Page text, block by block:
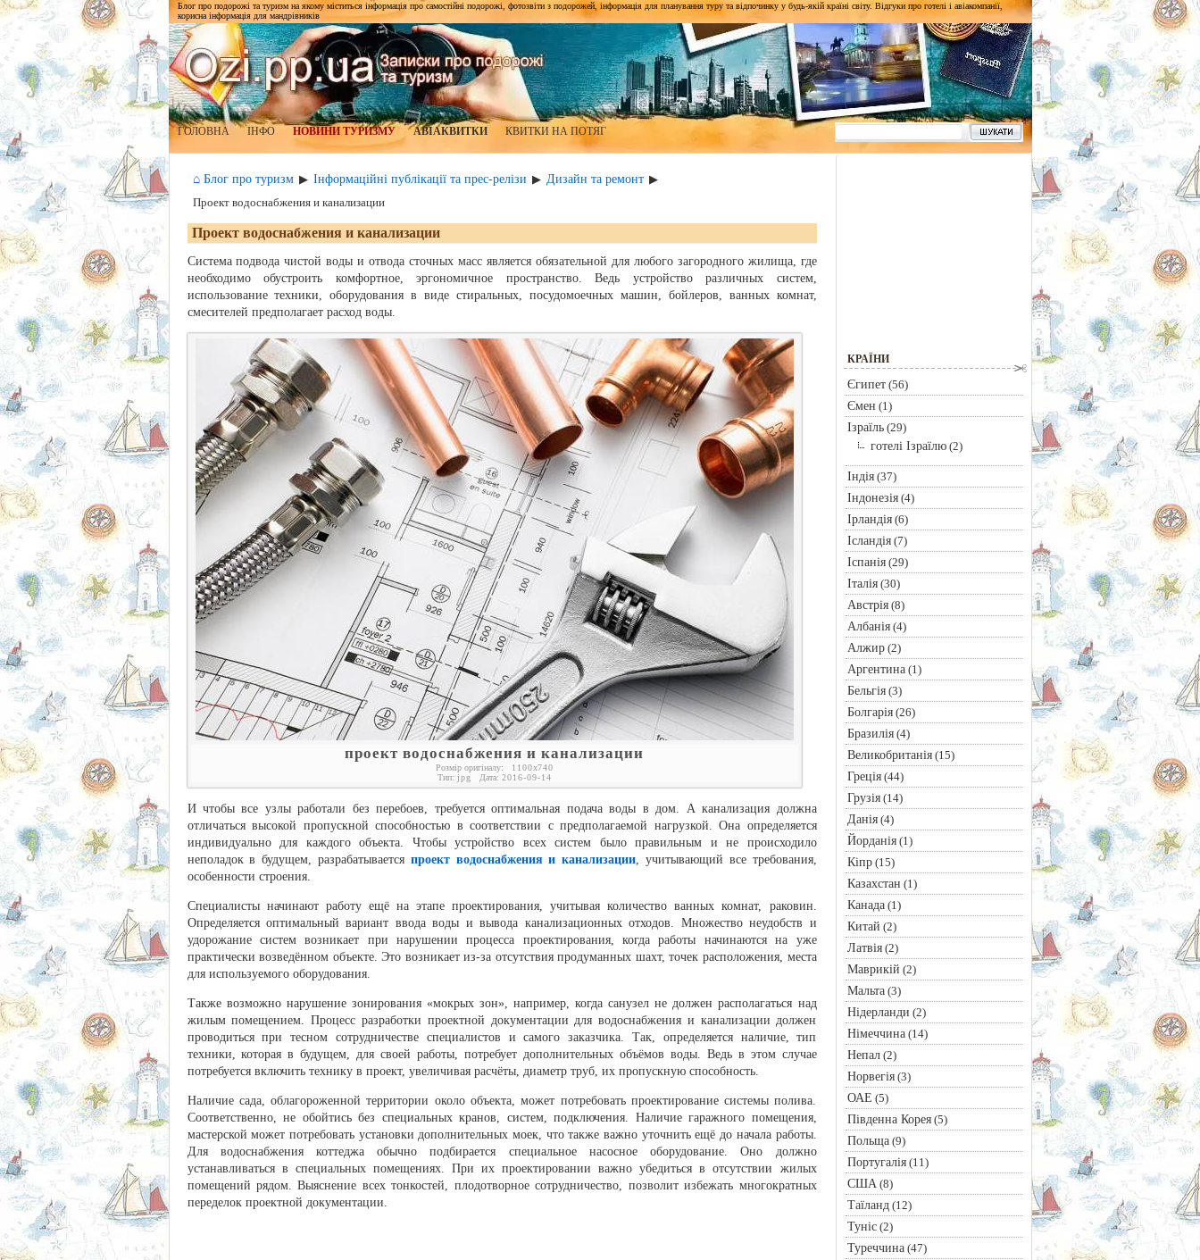
Блог про подорожі та туризм на якому міститься інформація про самостійні подорожі, фотозвіти з подорожей, інформація для планування туру та відпочинку у будь-якій країні світу. Відгуки про готелі і авіакомпанії,
корисна інформація для мандрівників
ГОЛОВНА ІНФО НОВИНИ ТУРИЗМУ АВІАКВИТКИ КВИТКИ НА ПОТЯГ
⌂ Блог про туризм ▶ Інформаційні публікації та прес-релізи ▶ Дизайн та ремонт ▶
Проект водоснабжения и канализации
Проект водоснабжения и канализации
Система подвода чистой воды и отвода сточных масс является обязательной для любого загородного жилища, где
необходимо обустроить комфортное, эргономичное пространство. Ведь устройство различных систем,
использование техники, оборудования в виде стиральных, посудомоечных машин, бойлеров, ванных комнат,
смесителей предполагает расход воды.
проект водоснабжения и канализации
Розмір оригіналу: 1100x740
Тип: jpg Дата: 2016-09-14
И чтобы все узлы работали без перебоев, требуется оптимальная подача воды в дом. А канализация должна
отличаться высокой пропускной способностью в соответствии с предполагаемой нагрузкой. Она определяется
индивидуально для каждого объекта. Чтобы устройство всех систем было правильным и не происходило
неполадок в будущем, разрабатывается проект водоснабжения и канализации, учитывающий все требования,
особенности строения.
Специалисты начинают работу ещё на этапе проектирования, учитывая количество ванных комнат, раковин.
Определяется оптимальный вариант ввода воды и вывода канализационных отходов. Множество неудобств и
удорожание систем возникает при нарушении процесса проектирования, когда работы начинаются на уже
практически возведённом объекте. Это возникает из-за отсутствия продуманных шахт, точек расположения, места
для используемого оборудования.
Также возможно нарушение зонирования «мокрых зон», например, когда санузел не должен располагаться над
жилым помещением. Процесс разработки проектной документации для водоснабжения и канализации должен
проводиться при тесном сотрудничестве специалистов и самого заказчика. Так, определяется наличие, тип
техники, которая в будущем, для своей работы, потребует дополнительных объёмов воды. Ведь в этом случае
потребуется включить технику в проект, увеличивая расчёты, диаметр труб, их пропускную способность.
Наличие сада, облагороженной территории около объекта, может потребовать проектирование системы полива.
Соответственно, не обойтись без специальных кранов, систем, подключения. Наличие гаражного помещения,
мастерской может потребовать установки дополнительных моек, что также важно уточнить ещё до начала работы.
Для водоснабжения коттеджа обычно подбирается специальное насосное оборудование. Оно должно
устанавливаться в специальных помещениях. При их проектировании важно убедиться в отсутствии жилых
помещений рядом. Выяснение всех тонкостей, плодотворное сотрудничество, позволит избежать многократных
переделок проектной документации.
КРАЇНИ
Єгипет(56)
Ємен (1)
Ізраїль(29)
готелі Ізраїлю(2)
Індія(37)
Індонезія(4)
Ірландія(6)
Ісландія(7)
Іспанія(29)
Італія(30)
Австрія(8)
Албанія(4)
Алжир(2)
Аргентина(1)
Бельгія(3)
Болгарія(26)
Бразилія(4)
Великобританія(15)
Греція(44)
Грузія(14)
Данія(4)
Йорданія(1)
Кіпр(15)
Казахстан (1)
Канада(1)
Китай (2)
Латвія(2)
Маврикій (2)
Мальта(3)
Нідерланди (2)
Німеччина(14)
Непал(2)
Норвегія(3)
ОАЕ (5)
Південна Корея(5)
Польща(9)
Португалія(11)
США(8)
Таїланд(12)
Туніс(2)
Туреччина(47)